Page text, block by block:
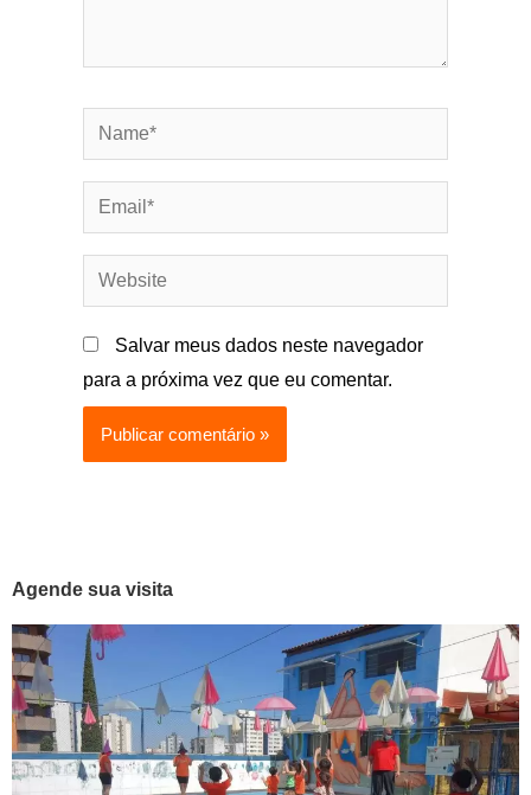
Name*
Email*
Website
Salvar meus dados neste navegador
para a próxima vez que eu comentar.
Agende sua visita